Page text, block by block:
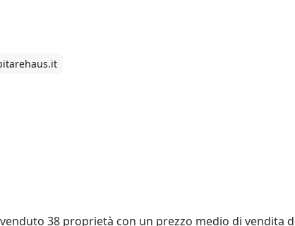
38 proprietà con un prezzo medio di vendita